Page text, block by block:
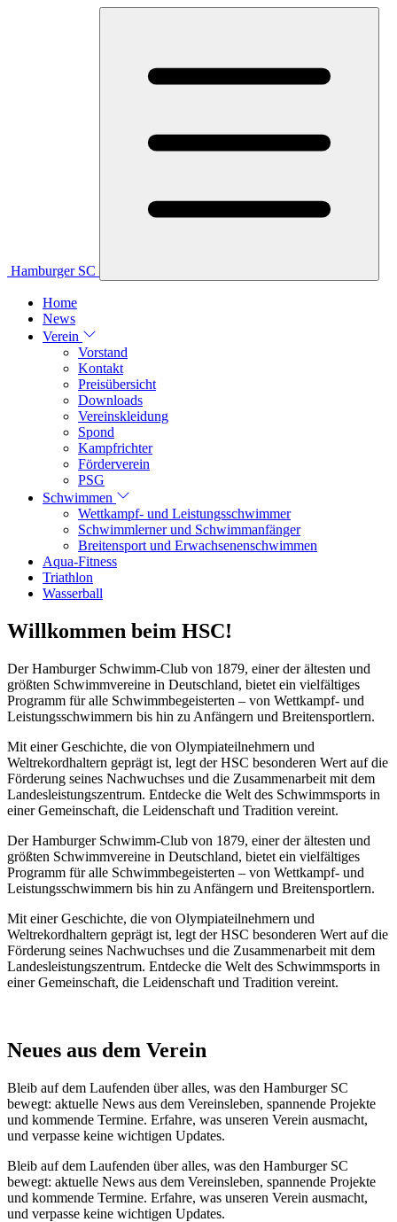
Hamburger SC
Home
News
Verein
Vorstand
Kontakt
Preisübersicht
Downloads
Vereinskleidung
Spond
Kampfrichter
Förderverein
PSG
Schwimmen
Wettkampf- und Leistungsschwimmer
Schwimmlerner und Schwimmanfänger
Breitensport und Erwachsenenschwimmen
Aqua-Fitness
Triathlon
Wasserball
Willkommen beim HSC!
Der Hamburger Schwimm-Club von 1879, einer der ältesten und
größten Schwimmvereine in Deutschland, bietet ein vielfältiges
Programm für alle Schwimmbegeisterten – von Wettkampf- und
Leistungsschwimmern bis hin zu Anfängern und Breitensportlern.
Mit einer Geschichte, die von Olympiateilnehmern und
Weltrekordhaltern geprägt ist, legt der HSC besonderen Wert auf die
Förderung seines Nachwuchses und die Zusammenarbeit mit dem
Landesleistungszentrum. Entdecke die Welt des Schwimmsports in
einer Gemeinschaft, die Leidenschaft und Tradition vereint.
Der Hamburger Schwimm-Club von 1879, einer der ältesten und
größten Schwimmvereine in Deutschland, bietet ein vielfältiges
Programm für alle Schwimmbegeisterten – von Wettkampf- und
Leistungsschwimmern bis hin zu Anfängern und Breitensportlern.
Mit einer Geschichte, die von Olympiateilnehmern und
Weltrekordhaltern geprägt ist, legt der HSC besonderen Wert auf die
Förderung seines Nachwuchses und die Zusammenarbeit mit dem
Landesleistungszentrum. Entdecke die Welt des Schwimmsports in
einer Gemeinschaft, die Leidenschaft und Tradition vereint.
Neues aus dem Verein
Bleib auf dem Laufenden über alles, was den Hamburger SC
bewegt: aktuelle News aus dem Vereinsleben, spannende Projekte
und kommende Termine. Erfahre, was unseren Verein ausmacht,
und verpasse keine wichtigen Updates.
Bleib auf dem Laufenden über alles, was den Hamburger SC
bewegt: aktuelle News aus dem Vereinsleben, spannende Projekte
und kommende Termine. Erfahre, was unseren Verein ausmacht,
und verpasse keine wichtigen Updates.